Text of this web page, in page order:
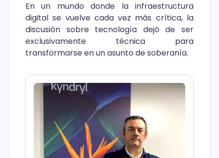
En un mundo donde la infraestructura
digital se vuelve cada vez más crítica, la
discusión sobre tecnología dejó de ser
exclusivamente técnica para
transformarse en un asunto de soberanía.